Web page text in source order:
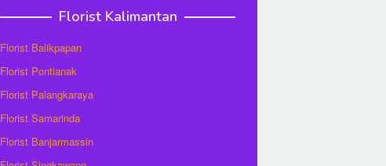
Florist Kalimantan
Florist Balikpapan
Florist Pontianak
Florist Palangkaraya
Florist Samarinda
Florist Banjarmassin